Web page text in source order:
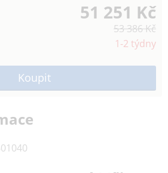
51 251 Kč
53 386 Kč
1-2 týdny